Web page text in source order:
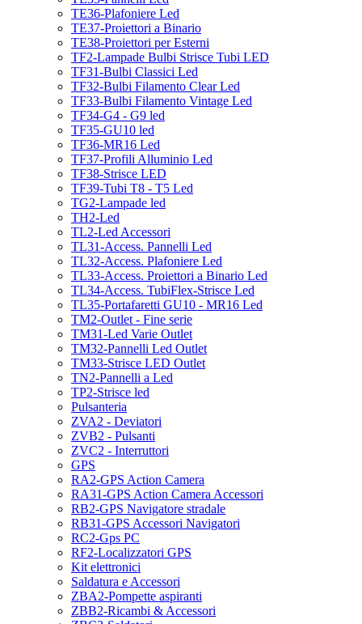
TE36-Plafoniere Led
TE37-Proiettori a Binario
TE38-Proiettori per Esterni
TF2-Lampade Bulbi Strisce Tubi LED
TF31-Bulbi Classici Led
TF32-Bulbi Filamento Clear Led
TF33-Bulbi Filamento Vintage Led
TF34-G4 - G9 led
TF35-GU10 led
TF36-MR16 Led
TF37-Profili Alluminio Led
TF38-Strisce LED
TF39-Tubi T8 - T5 Led
TG2-Lampade led
TH2-Led
TL2-Led Accessori
TL31-Access. Pannelli Led
TL32-Access. Plafoniere Led
TL33-Access. Proiettori a Binario Led
TL34-Access. TubiFlex-Strisce Led
TL35-Portafaretti GU10 - MR16 Led
TM2-Outlet - Fine serie
TM31-Led Varie Outlet
TM32-Pannelli Led Outlet
TM33-Strisce LED Outlet
TN2-Pannelli a Led
TP2-Strisce led
Pulsanteria
ZVA2 - Deviatori
ZVB2 - Pulsanti
ZVC2 - Interruttori
GPS
RA2-GPS Action Camera
RA31-GPS Action Camera Accessori
RB2-GPS Navigatore stradale
RB31-GPS Accessori Navigatori
RC2-Gps PC
RF2-Localizzatori GPS
Kit elettronici
Saldatura e Accessori
ZBA2-Pompette aspiranti
ZBB2-Ricambi & Accessori